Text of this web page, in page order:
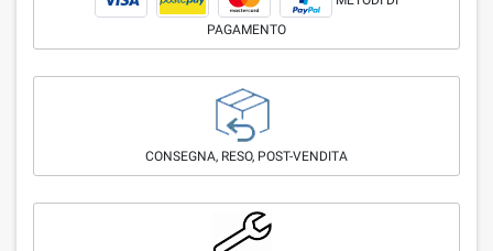
PAGAMENTO
CONSEGNA, RESO, POST-VENDITA